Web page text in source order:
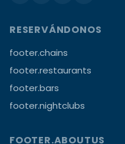
RESERVÁNDONOS
footer.chains
footer.restaurants
footer.bars
footer.nightclubs
FOOTER.ABOUTUS